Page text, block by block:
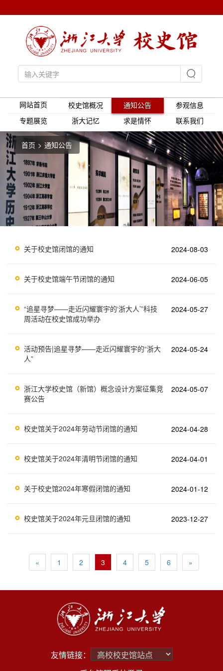
网站首页 校史馆概况 通知公告 参观信息
专题展览 浙大记忆 求是情怀 联系我们
首页 通知公告
关于校史馆闭馆的通知 2024-08-03
关于校史馆端午节闭馆的通知 2024-06-05
“追星寻梦——走近闪耀寰宇的‘浙大人’”科技
周活动在校史馆成功举办
2024-05-27
活动预告|追星寻梦——走近闪耀寰宇的“浙大
人”
2024-05-24
浙江大学校史馆（新馆）概念设计方案征集竞
赛公告
2024-05-07
校史馆关于2024年劳动节闭馆的通知 2024-04-28
校史馆关于2024年清明节闭馆的通知 2024-04-01
关于校史馆2024年寒假闭馆的通知 2024-01-12
校史馆关于2024年元旦闭馆的通知 2023-12-27
« 1 2 3 4 5 6 »
友情链接：